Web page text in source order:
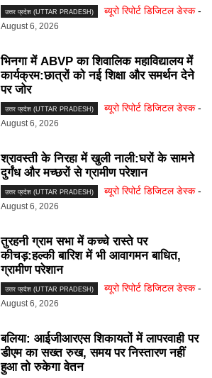
उत्तर प्रदेश (UTTAR PRADESH) ब्यूरो रिपोर्ट डिजिटल डेस्क -
August 6, 2026
भिनगा में ABVP का शिवालिक महाविद्यालय में
कार्यक्रम:छात्रों को नई शिक्षा और समर्थन देने
पर जोर
उत्तर प्रदेश (UTTAR PRADESH) ब्यूरो रिपोर्ट डिजिटल डेस्क -
August 6, 2026
श्रावस्ती के निरहा में खुली नाली:घरों के सामने
दुर्गंध और मच्छरों से ग्रामीण परेशान
उत्तर प्रदेश (UTTAR PRADESH) ब्यूरो रिपोर्ट डिजिटल डेस्क -
August 6, 2026
तुरहनी ग्राम सभा में कच्चे रास्ते पर
कीचड़:हल्की बारिश में भी आवागमन बाधित,
ग्रामीण परेशान
उत्तर प्रदेश (UTTAR PRADESH) ब्यूरो रिपोर्ट डिजिटल डेस्क -
August 6, 2026
बलिया: आईजीआरएस शिकायतों में लापरवाही पर
डीएम का सख्त रुख, समय पर निस्तारण नहीं
हुआ तो रुकेगा वेतन